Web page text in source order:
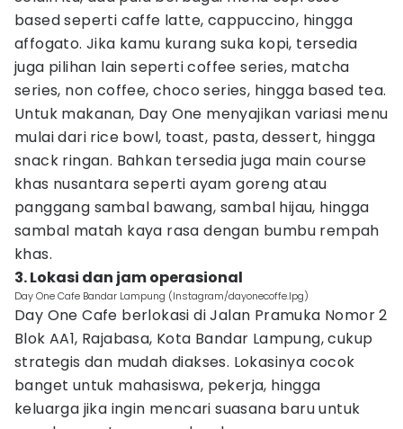
based seperti caffe latte, cappuccino, hingga
affogato. Jika kamu kurang suka kopi, tersedia
juga pilihan lain seperti coffee series, matcha
series, non coffee, choco series, hingga based tea.
Untuk makanan, Day One menyajikan variasi menu
mulai dari rice bowl, toast, pasta, dessert, hingga
snack ringan. Bahkan tersedia juga main course
khas nusantara seperti ayam goreng atau
panggang sambal bawang, sambal hijau, hingga
sambal matah kaya rasa dengan bumbu rempah
khas.
3. Lokasi dan jam operasional
Day One Cafe Bandar Lampung (Instagram/dayonecoffe.lpg)
Day One Cafe berlokasi di Jalan Pramuka Nomor 2
Blok AA1, Rajabasa, Kota Bandar Lampung, cukup
strategis dan mudah diakses. Lokasinya cocok
banget untuk mahasiswa, pekerja, hingga
keluarga jika ingin mencari suasana baru untuk